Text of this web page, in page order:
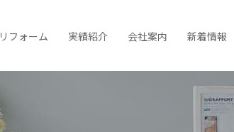
リフォーム 実績紹介 会社案内 新着情報